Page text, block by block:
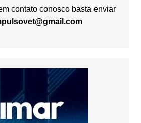
contato conosco basta enviar